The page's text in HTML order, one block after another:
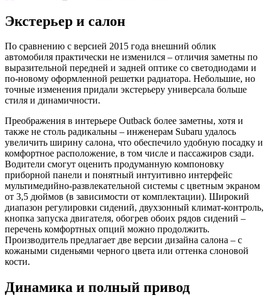
Экстерьер и салон
По сравнению с версией 2015 года внешний облик
автомобиля практически не изменился – отличия заметны по
выразительной передней и задней оптике со светодиодами и
по-новому оформленной решетки радиатора. Небольшие, но
точные изменения придали экстерьеру универсала больше
стиля и динамичности.
Преображения в интерьере Outback более заметны, хотя и
также не столь радикальны – инженерам Subaru удалось
увеличить ширину салона, что обеспечило удобную посадку и
комфортное расположение, в том числе и пассажиров сзади.
Водители смогут оценить продуманную компоновку
приборной панели и понятный интуитивно интерфейс
мультимедийно-развлекательной системы с цветным экраном
от 3,5 дюймов (в зависимости от комплектации). Широкий
диапазон регулировки сидений, двухзонный климат-контроль,
кнопка запуска двигателя, обогрев обоих рядов сидений –
перечень комфортных опций можно продолжить.
Производитель предлагает две версии дизайна салона – с
кожаными сиденьями черного цвета или оттенка слоновой
кости.
Динамика и полный привод